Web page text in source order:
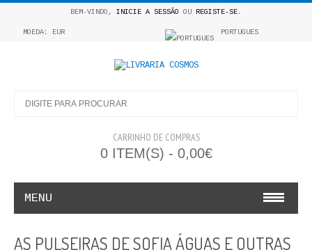
BEM-VINDO, INICIE A SESSÃO OU REGISTE-SE.
MOEDA: EUR PORTUGUES
CARRINHO DE COMPRAS
0 ITEM(S) - 0,00€
MENU
AS PULSEIRAS DE SOFIA ÁGUAS E OUTRAS